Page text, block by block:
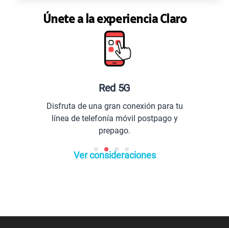
Únete a la experiencia Claro
Red 5G
Disfruta de una gran conexión para tu
línea de telefonía móvil postpago y
prepago.
Ver consideraciones